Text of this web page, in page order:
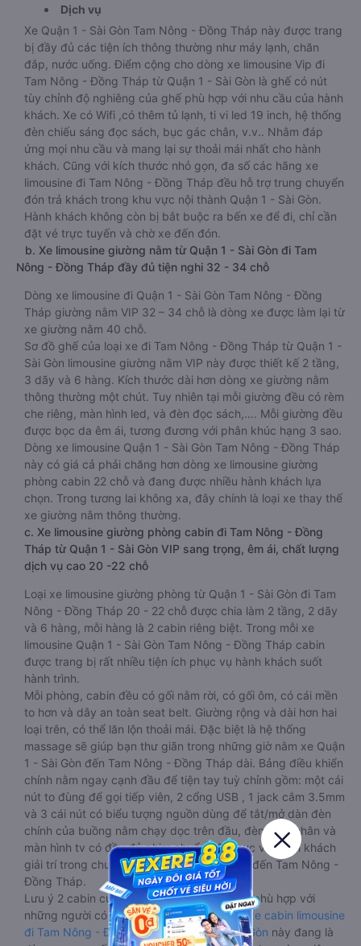
Dịch vụ
Xe Quận 1 - Sài Gòn Tam Nông - Đồng Tháp này được trang
bị đầy đủ các tiện ích thông thường như máy lạnh, chăn
đắp, nước uống. Điểm cộng cho dòng xe limousine Vip đi
Tam Nông - Đồng Tháp từ Quận 1 - Sài Gòn là ghế có nút
tùy chỉnh độ nghiêng của ghế phù hợp với nhu cầu của hành
khách. Xe có Wifi ,có thêm tủ lạnh, ti vi led 19 inch, hệ thống
đèn chiếu sáng đọc sách, bục gác chân, v.v.. Nhằm đáp
ứng mọi nhu cầu và mang lại sự thoải mái nhất cho hành
khách. Cũng với kích thước nhỏ gọn, đa số các hãng xe
limousine đi Tam Nông - Đồng Tháp đều hỗ trợ trung chuyển
đón trả khách trong khu vực nội thành Quận 1 - Sài Gòn.
Hành khách không còn bị bắt buộc ra bến xe để đi, chỉ cần
đặt vé trực tuyến và chờ xe đến đón.
b. Xe limousine giường nằm từ Quận 1 - Sài Gòn đi Tam
Nông - Đồng Tháp đầy đủ tiện nghi 32 - 34 chỗ
Dòng xe limousine đi Quận 1 - Sài Gòn Tam Nông - Đồng
Tháp giường nằm VIP 32 – 34 chỗ là dòng xe được làm lại từ
xe giường nằm 40 chỗ.
Sơ đồ ghế của loại xe đi Tam Nông - Đồng Tháp từ Quận 1 -
Sài Gòn limousine giường nằm VIP này được thiết kế 2 tầng,
3 dãy và 6 hàng. Kích thước dài hơn dòng xe giường nằm
thông thường một chút. Tuy nhiên tại mỗi giường đều có rèm
che riêng, màn hình led, và đèn đọc sách,…. Mỗi giường đều
được bọc da êm ái, tương đương với phân khúc hạng 3 sao.
Dòng xe limousine Quận 1 - Sài Gòn Tam Nông - Đồng Tháp
này có giá cả phải chăng hơn dòng xe limousine giường
phòng cabin 22 chỗ và đang được nhiều hành khách lựa
chọn. Trong tương lai không xa, đây chính là loại xe thay thế
xe giường nằm thông thường.
c. Xe limousine giường phòng cabin đi Tam Nông - Đồng
Tháp từ Quận 1 - Sài Gòn VIP sang trọng, êm ái, chất lượng
dịch vụ cao 20 -22 chỗ
Loại xe limousine giường phòng từ Quận 1 - Sài Gòn đi Tam
Nông - Đồng Tháp 20 - 22 chỗ được chia làm 2 tầng, 2 dãy
và 6 hàng, mỗi hàng là 2 cabin riêng biệt. Trong mỗi xe
limousine Quận 1 - Sài Gòn Tam Nông - Đồng Tháp cabin
được trang bị rất nhiều tiện ích phục vụ hành khách suốt
hành trình.
Mỗi phòng, cabin đều có gối nằm rời, có gối ôm, có cái mền
to hơn và dây an toàn seat belt. Giường rộng và dài hơn hai
loại trên, có thể lăn lộn thoải mái. Đặc biệt là hệ thống
massage sẽ giúp bạn thư giãn trong những giờ nằm xe Quận
1 - Sài Gòn đến Tam Nông - Đồng Tháp dài. Bảng điều khiển
chính nằm ngay cạnh đầu để tiện tay tuỳ chỉnh gồm: một cái
nút to đùng để gọi tiếp viên, 2 cổng USB , 1 jack cắm 3.5mm
và 3 cái nút có biểu tượng nguồn dùng để tắt/mở dàn đèn
chính của buồng nằm chạy dọc trên đầu, đèn dưới chân và
màn hình tv có đầy đủ phim chuẩn HD phục vụ hành khách
giải trí trong chuyến đi từ Quận 1 - Sài Gòn đến Tam Nông -
Đồng Tháp.
Lưu ý 2 cabin cuối thường thiết kế nhỏ hơn phù hợp với
những người có thân hình nhỏ nhắn. Dòngxe cabin limousine
đi Tam Nông - Đồng Tháp từ Quận 1 - Sài Gòn này đang là